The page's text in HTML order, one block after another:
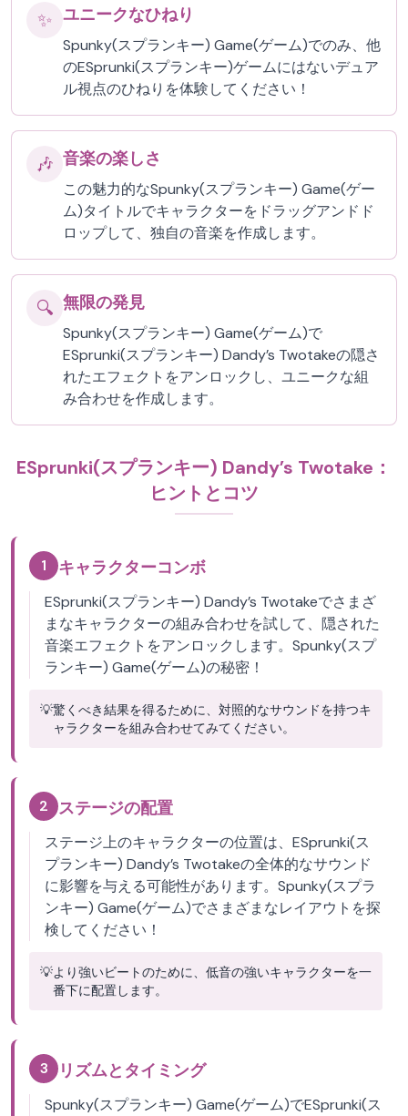
✨ ユニークなひねり
Spunky(スプランキー) Game(ゲーム)でのみ、他
のESprunki(スプランキー)ゲームにはないデュア
ル視点のひねりを体験してください！
🎶 音楽の楽しさ
この魅力的なSpunky(スプランキー) Game(ゲー
ム)タイトルでキャラクターをドラッグアンドド
ロップして、独自の音楽を作成します。
🔍 無限の発見
Spunky(スプランキー) Game(ゲーム)で
ESprunki(スプランキー) Dandy’s Twotakeの隠さ
れたエフェクトをアンロックし、ユニークな組
み合わせを作成します。
ESprunki(スプランキー) Dandy’s Twotake：
ヒントとコツ
1 キャラクターコンボ
ESprunki(スプランキー) Dandy’s Twotakeでさまざ
まなキャラクターの組み合わせを試して、隠された
音楽エフェクトをアンロックします。Spunky(スプ
ランキー) Game(ゲーム)の秘密！
💡驚くべき結果を得るために、対照的なサウンドを持つキ
ャラクターを組み合わせてみてください。
2 ステージの配置
ステージ上のキャラクターの位置は、ESprunki(ス
プランキー) Dandy’s Twotakeの全体的なサウンド
に影響を与える可能性があります。Spunky(スプラ
ンキー) Game(ゲーム)でさまざまなレイアウトを探
検してください！
💡より強いビートのために、低音の強いキャラクターを一
番下に配置します。
3 リズムとタイミング
Spunky(スプランキー) Game(ゲーム)でESprunki(ス